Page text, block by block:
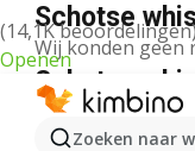
(14,1K
Openen
Zoeken naar
Schotse
Wij konden geen
Schotse
koop?